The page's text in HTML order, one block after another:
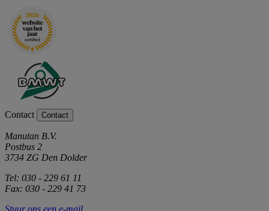
Contact Contact
Manutan B.V.
Postbus 2
3734 ZG Den Dolder
Tel: 030 - 229 61 11
Fax: 030 - 229 41 73
Stuur ons een e-mail